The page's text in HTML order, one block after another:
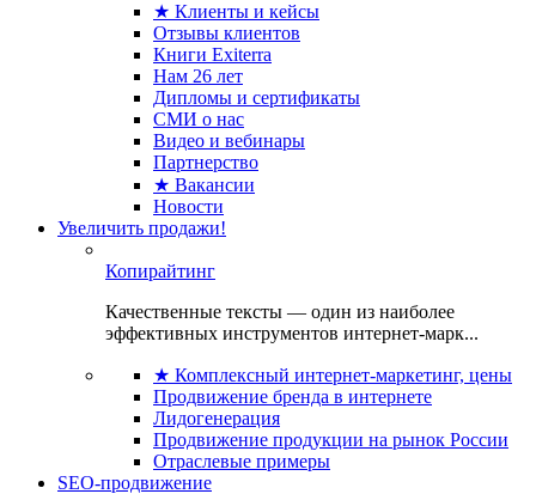
★ Клиенты и кейсы
Отзывы клиентов
Книги Exiterra
Нам 26 лет
Дипломы и сертификаты
СМИ о нас
Видео и вебинары
Партнерство
★ Вакансии
Новости
Увеличить продажи!
Копирайтинг
Качественные тексты — один из наиболее
эффективных инструментов интернет-марк...
★ Комплексный интернет-маркетинг, цены
Продвижение бренда в интернете
Лидогенерация
Продвижение продукции на рынок России
Отраслевые примеры
SEO-продвижение